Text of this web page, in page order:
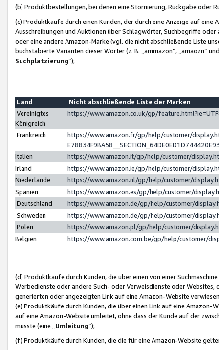
(b) Produktbestellungen, bei denen eine Stornierung, Rückgabe oder
(c) Produktkäufe durch einen Kunden, der durch eine Anzeige auf
Ausschreibungen und Auktionen über Schlagwörter, Suchbegriffe
oder eine andere Amazon-Marke (vgl. die nicht abschließende Liste
buchstabierte Varianten dieser Wörter (z. B. „ammazon“, „amaozn“
Suchplatzierung”);
Land
Nicht abschließende Liste der Marken
Vereinigtes
Königreich
https://www.amazon.co.uk/gp/
Frankreich
https://www.amazon.fr/gp/help/customer/
Italien
https://www.amazon.it/gp/help/customer/
Irland
https://www.amazon.ie/gp/help/customer/
Niederlande
https://www.amazon.nl/gp/help/customer/
Spanien
https://www.amazon.es/gp/help/customer/
Deutschland
https://www.amazon.de/gp/help/customer/
Schweden
https://www.amazon.de/gp/help/customer/
Polen
https://www.amazon.pl/gp/help/customer/
Belgien
https://www.amazon.com.be/gp/help/customer/
(d) Produktkäufe durch Kunden, die über einen von einer
Werbedienste oder andere Such- oder Verweisdienste oder Websites,
generierten oder angezeigten Link auf eine Amazon-Website
(e) Produktkäufe durch Kunden, die über einen Link auf eine
auf eine Amazon-Website umleitet, ohne dass der Kunde auf der
müsste (eine „ Umleitung“);
(f) Produktkäufe durch Kunden, die die für eine Amazon-Website